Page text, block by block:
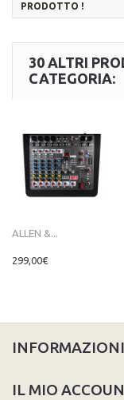
PRODOTTO !
30 ALTRI
CATEGORIA:
ALLEN &...
299,00€
INFORMAZIONI
IL MIO